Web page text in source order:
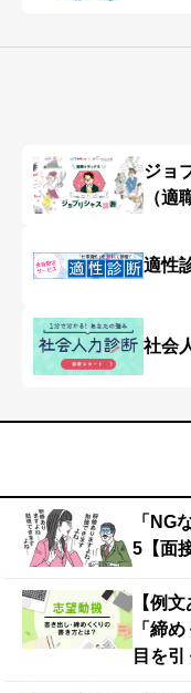
ジョ
（適
適性
社会
「NG
5【面
【例
「締
目を